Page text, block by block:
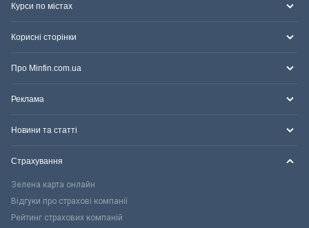
Курси по містах
Корисні сторінки
Про Minfin.com.ua
Реклама
Новини та статті
Страхування
Зелена карта онлайн
Відгуки про страхові компанії
Рейтинг страхових компаній